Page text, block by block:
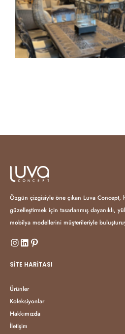
Özgün çizgisiyle öne çıkan Luva Concept,
güzelleştirmek için tasarlanmış dayanıklı,
mobilya modellerini müşterileriyle
SITE HARITASI
Ürünler
Koleksiyonlar
Hakkımızda
İletişim